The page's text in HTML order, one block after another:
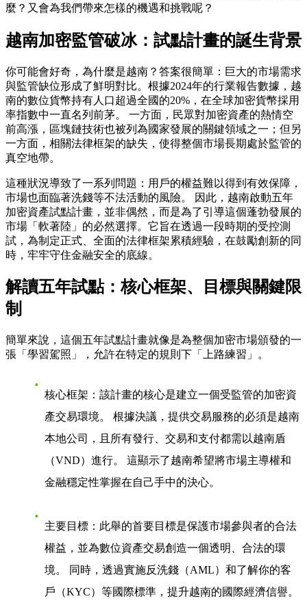
麼？又會為我們帶來怎樣的機遇和挑戰呢？
越南加密監管破冰：試點計畫的誕生背景
你可能會好奇，為什麼是越南？答案很簡單：巨大的市場需求
與監管缺位形成了鮮明對比。根據2024年的行業報告數據，越
南的數位貨幣持有人口超過全國的20%，在全球加密貨幣採用
率指數中一直名列前茅。 一方面，民眾對加密資產的熱情空
前高漲，區塊鏈技術也被列為國家發展的關鍵領域之一；但另
一方面，相關法律框架的缺失，使得整個市場長期處於監管的
真空地帶。
這種狀況導致了一系列問題：用戶的權益難以得到有效保障，
市場也面臨著洗錢等不法活動的風險。 因此， 越南啟動五年
加密資產試點計畫 ，並非偶然，而是為了引導這個蓬勃發展的
市場「軟著陸」的必然選擇。它旨在透過一段時期的受控測
試，為制定正式、全面的法律框架累積經驗，在鼓勵創新的同
時，牢牢守住金融安全的底線。
解讀五年試點：核心框架、目標與關鍵限
制
簡單來說，這個五年試點計畫就像是為整個加密市場頒發的一
張「學習駕照」，允許在特定的規則下「上路練習」。
核心框架 ：該計畫的核心是建立一個受監管的加密資
產交易環境。 根據決議，提供交易服務的必須是越南
本地公司，且所有發行、交易和支付都需以越南盾
（VND）進行。 這顯示了越南希望將市場主導權和
金融穩定性掌握在自己手中的決心。
主要目標 ：此舉的首要目標是保護市場參與者的合法
權益，並為數位資產交易創造一個透明、合法的環
境。 同時，透過實施反洗錢（AML）和了解你的客
戶（KYC）等國際標準，提升越南的國際經濟信譽。